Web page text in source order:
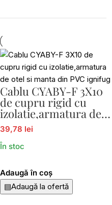
Cablu CYABY-F 3X10
de cupru rigid cu
izolatie,armatura de
otel si manta din PVC
ignifug
39,78 lei
În stoc
Adaugă în coș
▤Adaugă la ofertă